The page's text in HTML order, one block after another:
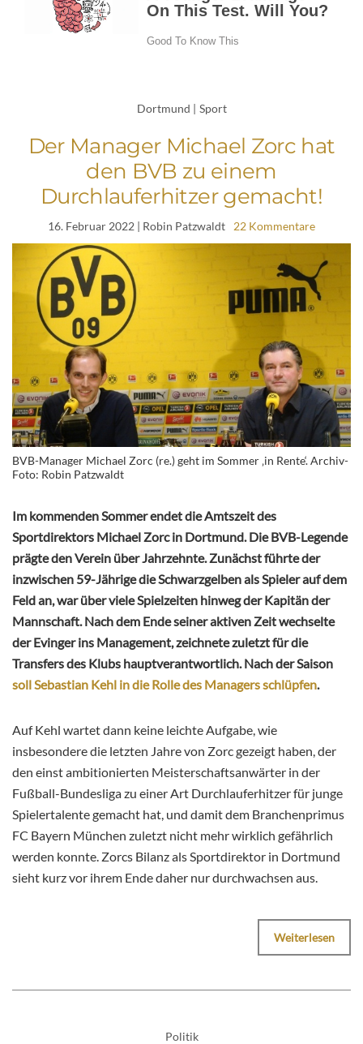
Dortmund | Sport
Der Manager Michael Zorc hat
den BVB zu einem
Durchlauferhitzer gemacht!
16. Februar 2022 | Robin Patzwaldt 22 Kommentare
BVB-Manager Michael Zorc (re.) geht im Sommer ‚in Rente‘. Archiv-
Foto: Robin Patzwaldt
Im kommenden Sommer endet die Amtszeit des
Sportdirektors Michael Zorc in Dortmund. Die BVB-Legende
prägte den Verein über Jahrzehnte. Zunächst führte der
inzwischen 59-Jährige die Schwarzgelben als Spieler auf dem
Feld an, war über viele Spielzeiten hinweg der Kapitän der
Mannschaft. Nach dem Ende seiner aktiven Zeit wechselte
der Evinger ins Management, zeichnete zuletzt für die
Transfers des Klubs hauptverantwortlich. Nach der Saison
soll Sebastian Kehl in die Rolle des Managers schlüpfen.
Auf Kehl wartet dann keine leichte Aufgabe, wie
insbesondere die letzten Jahre von Zorc gezeigt haben, der
den einst ambitionierten Meisterschaftsanwärter in der
Fußball-Bundesliga zu einer Art Durchlauferhitzer für junge
Spielertalente gemacht hat, und damit dem Branchenprimus
FC Bayern München zuletzt nicht mehr wirklich gefährlich
werden konnte. Zorcs Bilanz als Sportdirektor in Dortmund
sieht kurz vor ihrem Ende daher nur durchwachsen aus.
Weiterlesen
Politik